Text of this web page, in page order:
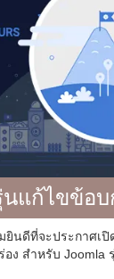
นแก้ไขข้อ
ยินดีที่จะประกาศเปิ
ง สำหรับ Joomla